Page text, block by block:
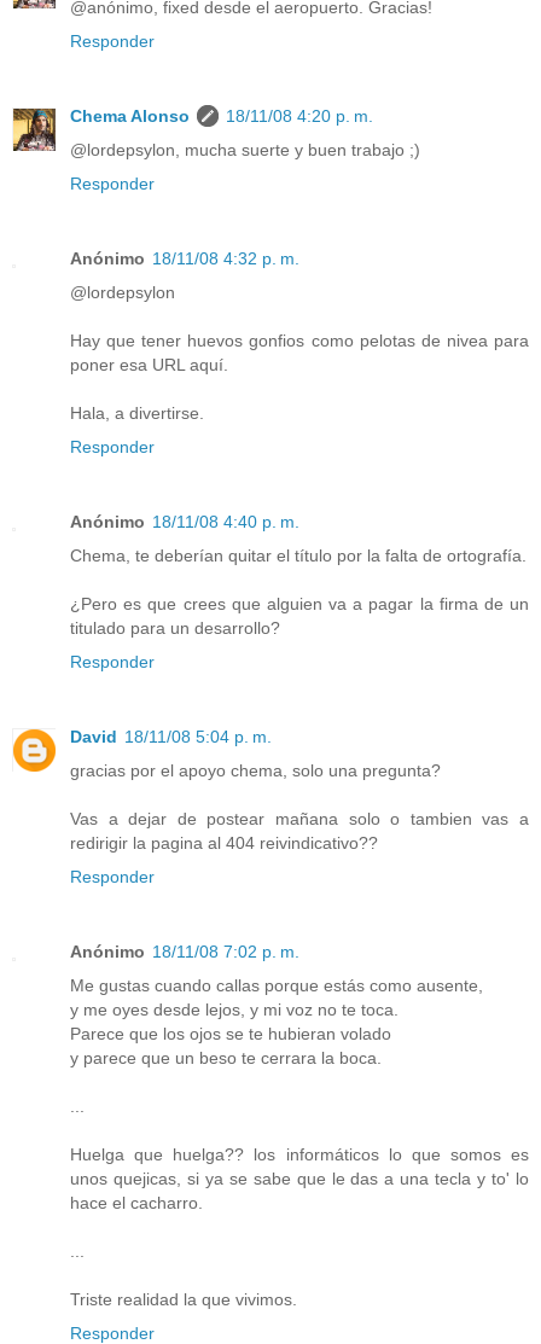
@anónimo, fixed desde el aeropuerto. Gracias!
Responder
Chema Alonso
18/11/08 4:20 p. m.
@lordepsylon, mucha suerte y buen trabajo ;)
Responder
Anónimo 18/11/08 4:32 p. m.
@lordepsylon
Hay que tener huevos gonfios como pelotas de nivea para
poner esa URL aquí.
Hala, a divertirse.
Responder
Anónimo 18/11/08 4:40 p. m.
Chema, te deberían quitar el título por la falta de ortografía.
¿Pero es que crees que alguien va a pagar la firma de un
titulado para un desarrollo?
Responder
David 18/11/08 5:04 p. m.
gracias por el apoyo chema, solo una pregunta?
Vas a dejar de postear mañana solo o tambien vas a
redirigir la pagina al 404 reivindicativo??
Responder
Anónimo 18/11/08 7:02 p. m.
Me gustas cuando callas porque estás como ausente,
y me oyes desde lejos, y mi voz no te toca.
Parece que los ojos se te hubieran volado
y parece que un beso te cerrara la boca.
Huelga que huelga?? los informáticos lo que somos es
unos quejicas, si ya se sabe que le das a una tecla y to' lo
hace el cacharro.
Triste realidad la que vivimos.
Responder